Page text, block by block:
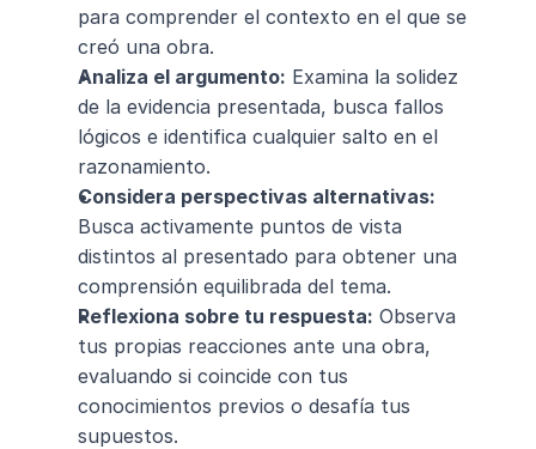
para comprender el contexto en el que se
creó una obra.
Analiza el argumento: Examina la solidez
de la evidencia presentada, busca fallos
lógicos e identifica cualquier salto en el
razonamiento.
Considera perspectivas alternativas:
Busca activamente puntos de vista
distintos al presentado para obtener una
comprensión equilibrada del tema.
Reflexiona sobre tu respuesta: Observa
tus propias reacciones ante una obra,
evaluando si coincide con tus
conocimientos previos o desafía tus
supuestos.